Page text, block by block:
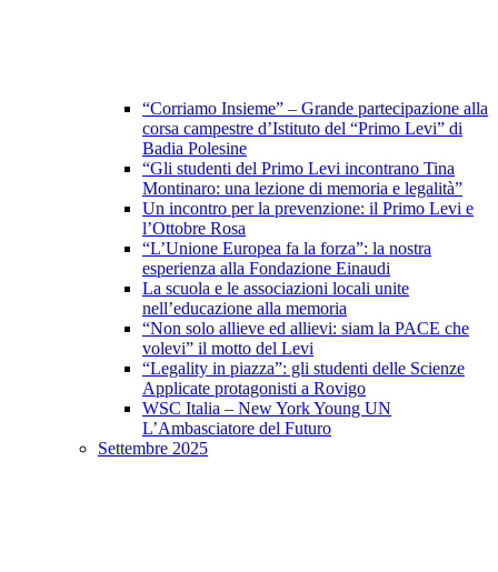
“Corriamo Insieme” – Grande partecipazione alla
corsa campestre d’Istituto del “Primo Levi” di
Badia Polesine
“Gli studenti del Primo Levi incontrano Tina
Montinaro: una lezione di memoria e legalità”
Un incontro per la prevenzione: il Primo Levi e
l’Ottobre Rosa
“L’Unione Europea fa la forza”: la nostra
esperienza alla Fondazione Einaudi
La scuola e le associazioni locali unite
nell’educazione alla memoria
“Non solo allieve ed allievi: siam la PACE che
volevi” il motto del Levi
“Legality in piazza”: gli studenti delle Scienze
Applicate protagonisti a Rovigo
WSC Italia – New York Young UN
L’Ambasciatore del Futuro
Settembre 2025